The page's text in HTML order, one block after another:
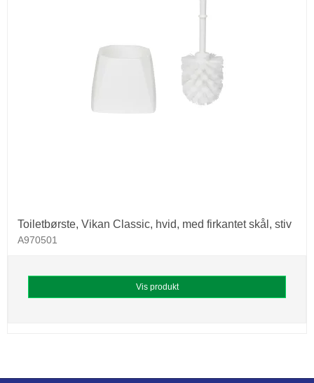
Toiletbørste, Vikan Classic, hvid, med firkantet skål, stiv
A970501
Vis produkt